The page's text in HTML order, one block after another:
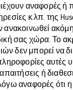
αναφορές
κ.λπ. της
ανακοινωθεί ακόμη
σας χώρα. Το
δεν μπορεί να
αυτές
ή
αναφορές ότι η